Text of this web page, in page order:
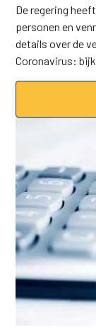
De regering
personen en
details over de
Coronavirus: